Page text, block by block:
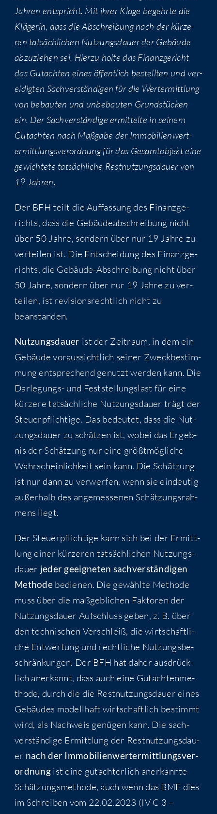
Jah­ren ent­spricht. Mit ihrer Kla­ge begehr­te die
Klä­ge­rin, dass die Abschrei­bung nach der kür­ze­
ren tat­säch­li­chen Nut­zungs­dau­er der Gebäu­de
abzu­zie­hen sei. Hier­zu hol­te das Finanz­ge­richt
das Gut­ach­ten eines öffent­lich bestell­ten und ver­
ei­dig­ten Sach­ver­stän­di­gen für die Wert­ermitt­lung
von bebau­ten und unbe­bau­ten Grund­stü­cken
ein. Der Sach­ver­stän­di­ge ermit­tel­te in sei­nem
Gut­ach­ten nach Maß­ga­be der Immo­bi­li­en­wert­
ermitt­lungs­ver­ord­nung für das Gesamt­ob­jekt eine
gewich­te­te tat­säch­li­che Rest­nut­zungs­dau­er von
19 Jahren.
Der BFH teilt die Auf­fas­sung des Finanz­ge­
richts, dass die Gebäu­de­ab­schrei­bung nicht
über 50 Jah­re, son­dern über nur 19 Jah­re zu
ver­tei­len ist. Die Ent­schei­dung des Finanz­ge­
richts, die Gebäu­de-Abschrei­bung nicht über
50 Jah­re, son­dern über nur 19 Jah­re zu ver­
tei­len, ist revi­si­ons­recht­lich nicht zu
beanstanden.
Nut­zungs­dau­er ist der Zeit­raum, in dem ein
Gebäu­de vor­aus­sicht­lich sei­ner Zweck­be­stim­
mung ent­spre­chend genutzt wer­den kann. Die
Dar­le­gungs- und Fest­stel­lungs­last für eine
kür­ze­re tat­säch­li­che Nut­zungs­dau­er trägt der
Steu­er­pflich­ti­ge. Das bedeu­tet, dass die Nut­
zungs­dau­er zu schät­zen ist, wobei das Ergeb­
nis der Schät­zung nur eine größt­mög­li­che
Wahr­schein­lich­keit sein kann. Die Schät­zung
ist nur dann zu ver­wer­fen, wenn sie ein­deu­tig
außer­halb des ange­mes­se­nen Schät­zungs­rah­
mens liegt.
Der Steu­er­pflich­ti­ge kann sich bei der Ermitt­
lung einer kür­ze­ren tat­säch­li­chen Nut­zungs­
dau­er jeder geeig­ne­ten sach­ver­stän­di­gen
Metho­de bedie­nen. Die gewähl­te Metho­de
muss über die maß­geb­li­chen Fak­to­ren der
Nut­zungs­dau­er Auf­schluss geben, z. B. über
den tech­ni­schen Ver­schleiß, die wirt­schaft­li­
che Ent­wer­tung und recht­li­che Nut­zungs­be­
schrän­kun­gen. Der BFH hat daher aus­drück­
lich aner­kannt, dass auch eine Gut­ach­ten­me­
tho­de, durch die die Rest­nut­zungs­dau­er eines
Gebäu­des modell­haft wirt­schaft­lich bestimmt
wird, als Nach­weis genü­gen kann. Die sach­
ver­stän­di­ge Ermitt­lung der Rest­nut­zungs­dau­
er nach der Immo­bi­li­en­wert­ermitt­lungs­ver­
ord­nung ist eine gut­ach­ter­lich aner­kann­te
Schät­zungs­me­tho­de, auch wenn das BMF dies
im Schrei­ben vom 22.02.2023 (IV C 3 –